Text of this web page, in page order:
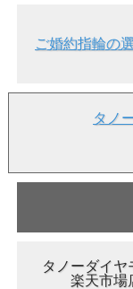
ご婚約指輪の
タノ
タノーダイヤ
楽天市場